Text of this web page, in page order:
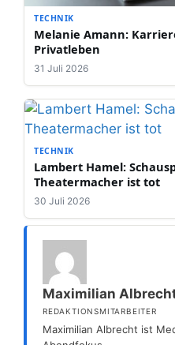
TECHNIK
Melanie Amann:
Privatleben
31 Juli 2026
TECHNIK
Lambert Hamel:
Theatermacher ist tot
30 Juli 2026
Maximilian
REDAKTIONSMITARBEITER
Maximilian Albrecht ist